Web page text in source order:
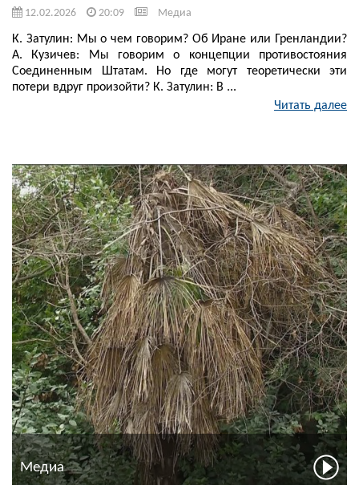
12.02.2026 20:09 Медиа
К. Затулин: Мы о чем говорим? Об Иране или Гренландии?
А. Кузичев: Мы говорим о концепции противостояния
Соединенным Штатам. Но где могут теоретически эти
потери вдруг произойти? К. Затулин: В ...
Читать далее
Медиа